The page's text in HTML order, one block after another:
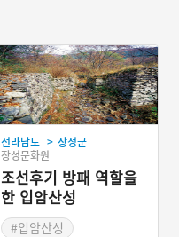
전라남도 > 장성군
장성문화원
조선후기 방패 역할을
한 입암산성
#입암산성